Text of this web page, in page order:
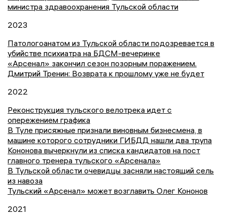
министра здравоохранения Тульской области
2023
Патологоанатом из Тульской области подозревается в
убийстве психиатра на БДСМ-вечеринке
«Арсенал» закончил сезон позорным поражением.
Дмитрий Тренин: Возврата к прошлому уже не будет
2022
Реконструкция тульского велотрека идет с
опережением графика
В Туле присяжные признали виновным бизнесмена, в
машине которого сотрудники ГИБДД нашли два трупа
Кононова вычеркнули из списка кандидатов на пост
главного тренера тульского «Арсенала»
В Тульской области очевидцы засняли настоящий сель
из навоза
Тульский «Арсенал» может возглавить Олег Кононов
2021